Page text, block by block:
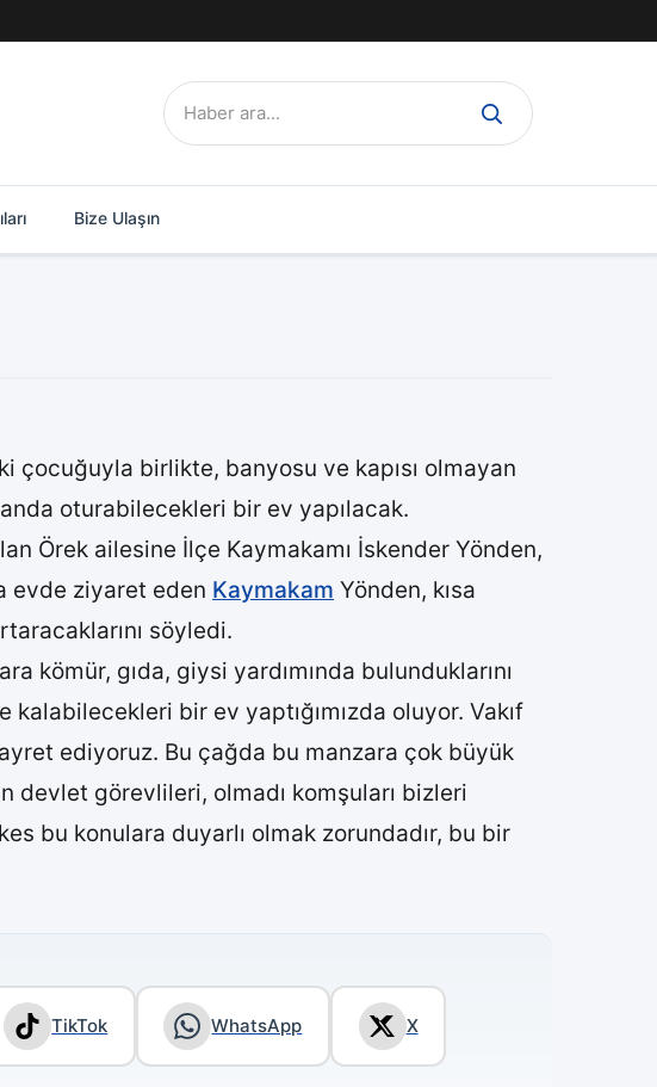
Ara:
Bize Ulaşın
çocuğuyla birlikte, banyosu ve kapısı olmayan
oturabilecekleri bir ev yapılacak.
Örek ailesine İlçe Kaymakamı İskender Yönden,
evde ziyaret eden Kaymakam Yönden, kısa
söyledi.
kömür, gıda, giysi yardımında bulunduklarını
bir ev yaptığımızda oluyor. Vakıf
ediyoruz. Bu çağda bu manzara çok büyük
devlet görevlileri, olmadı komşuları bizleri
bu konulara duyarlı olmak zorundadır, bu bir
TikTok WhatsApp X